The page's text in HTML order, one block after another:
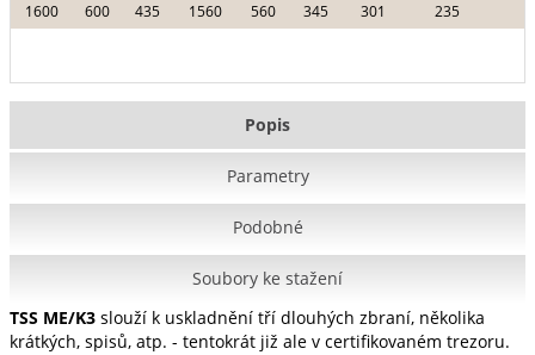
1600
600 435 1560 560 345 301 235
Popis
Parametry
Podobné
Soubory ke stažení
TSS ME/K3 slouží k uskladnění tří dlouhých zbraní, několika
krátkých, spisů, atp. - tentokrát již ale v certifikovaném trezoru.